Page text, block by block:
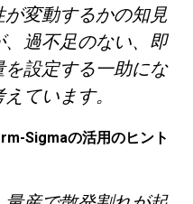
変動するかの知見
過不足のない、即
設定する一助にな
ています。
Sigmaの活用のヒント